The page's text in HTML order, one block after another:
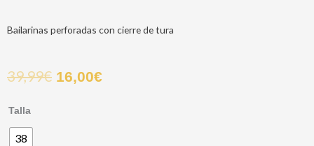
Bailarinas perforadas con cierre de tura
39,99€ 16,00€
Talla
38
MANOLETINA
cantidad